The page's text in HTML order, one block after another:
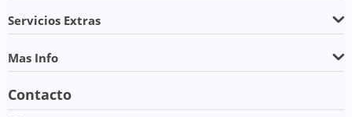
Servicios Extras
Mas Info
Contacto